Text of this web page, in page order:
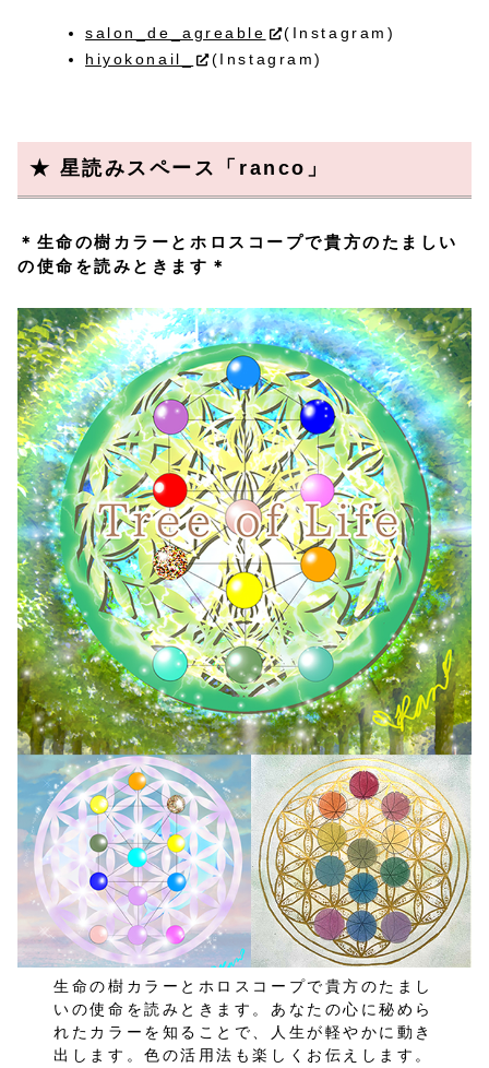
salon_de_agreable
(Instagram)
hiyokonail_
(Instagram)
★ 星読みスペース「ranco」
＊生命の樹カラーとホロスコープで貴方のたましい
の使命を読みときます＊
生命の樹カラーとホロスコープで貴方のたまし
いの使命を読みときます。あなたの心に秘めら
れたカラーを知ることで、人生が軽やかに動き
出します。色の活用法も楽しくお伝えします。